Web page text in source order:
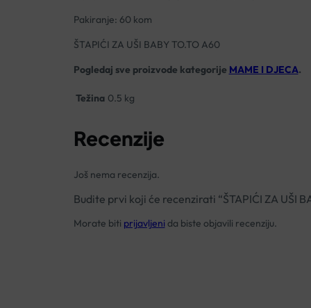
Pakiranje: 60 kom
ŠTAPIĆI ZA UŠI BABY TO.TO A60
Pogledaj sve proizvode kategorije MAME I DJECA.
Težina 0.5 kg
Recenzije
Još nema recenzija.
Budite prvi koji će recenzirati “ŠTAPIĆI ZA UŠI
Morate biti prijavljeni da biste objavili recenziju.